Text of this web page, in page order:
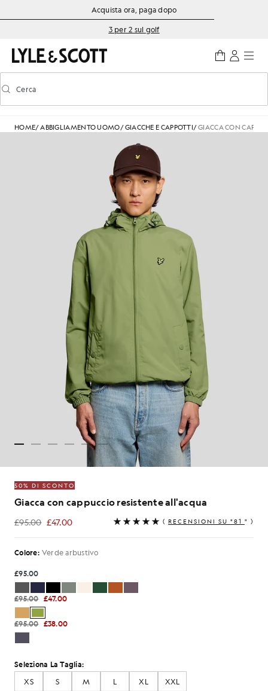
Vai al contenuto principale
Informazioni sull'accessibilitàAcquista ora, paga dopo
3 per 2 sul golf
Attiva/disattiva la ricerca predittiva
Cerca
HOME/ABBIGLIAMENTO UOMO/GIACCHE E CAPPOTTI/GIACCA CON
50% DI SCONTO
Giacca con cappuccio resistente all'acqua
£95.00 £47.00
£47.00 ( RECENSIONI SU "81 " )
Colore: Verde arbustivo
£95.00
£95.00 £47.00
£95.00 £38.00
Seleziona La Taglia:
XS
S M L XL
XXL